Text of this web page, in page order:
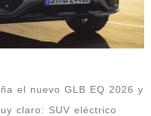
el nuevo GLB EQ 2026 y
claro: SUV eléctrico